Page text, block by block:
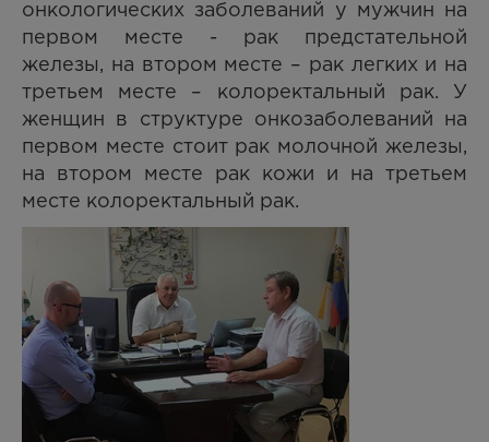
онкологических заболеваний у мужчин на
первом месте - рак предстательной
железы, на втором месте – рак легких и на
третьем месте – колоректальный рак. У
женщин в структуре онкозаболеваний на
первом месте стоит рак молочной железы,
на втором месте рак кожи и на третьем
месте колоректальный рак.